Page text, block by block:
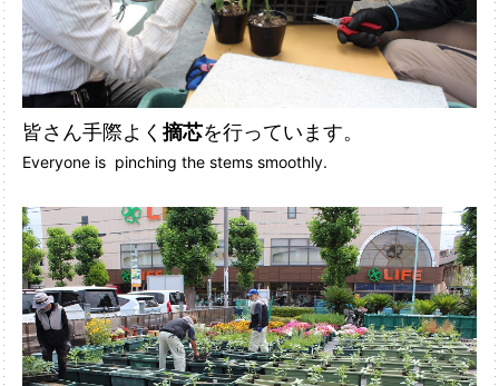
皆さん手際よく 摘芯を行っています。
Everyone is pinching the stems smoothly.